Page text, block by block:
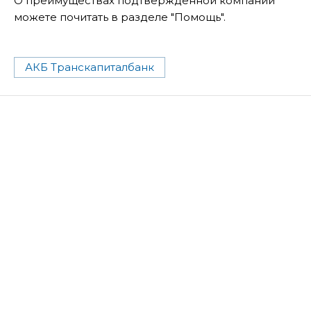
можете почитать в разделе "Помощь".
АКБ Транскапиталбанк